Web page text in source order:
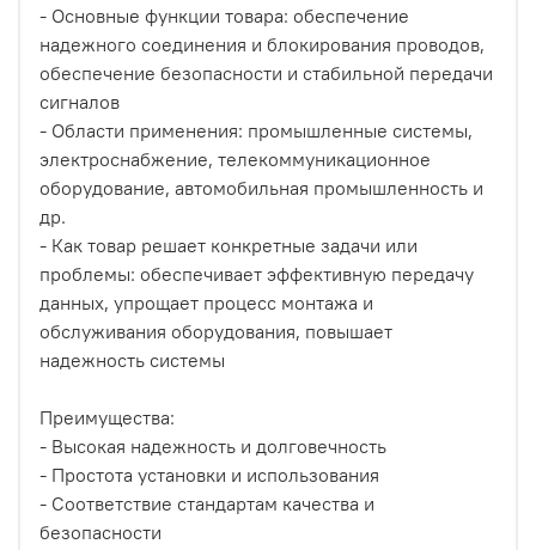
- Основные функции товара: обеспечение
надежного соединения и блокирования проводов,
обеспечение безопасности и стабильной передачи
сигналов
- Области применения: промышленные системы,
электроснабжение, телекоммуникационное
оборудование, автомобильная промышленность и
др.
- Как товар решает конкретные задачи или
проблемы: обеспечивает эффективную передачу
данных, упрощает процесс монтажа и
обслуживания оборудования, повышает
надежность системы
Преимущества:
- Высокая надежность и долговечность
- Простота установки и использования
- Соответствие стандартам качества и
безопасности